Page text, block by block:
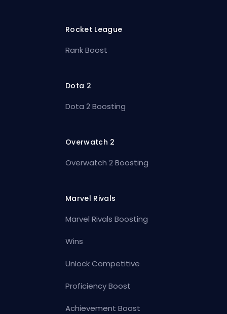
Rocket League
Rank Boost
Dota 2
Dota 2 Boosting
Overwatch 2
Overwatch 2 Boosting
Marvel Rivals
Marvel Rivals Boosting
Wins
Unlock Competitive
Proficiency Boost
Achievement Boost